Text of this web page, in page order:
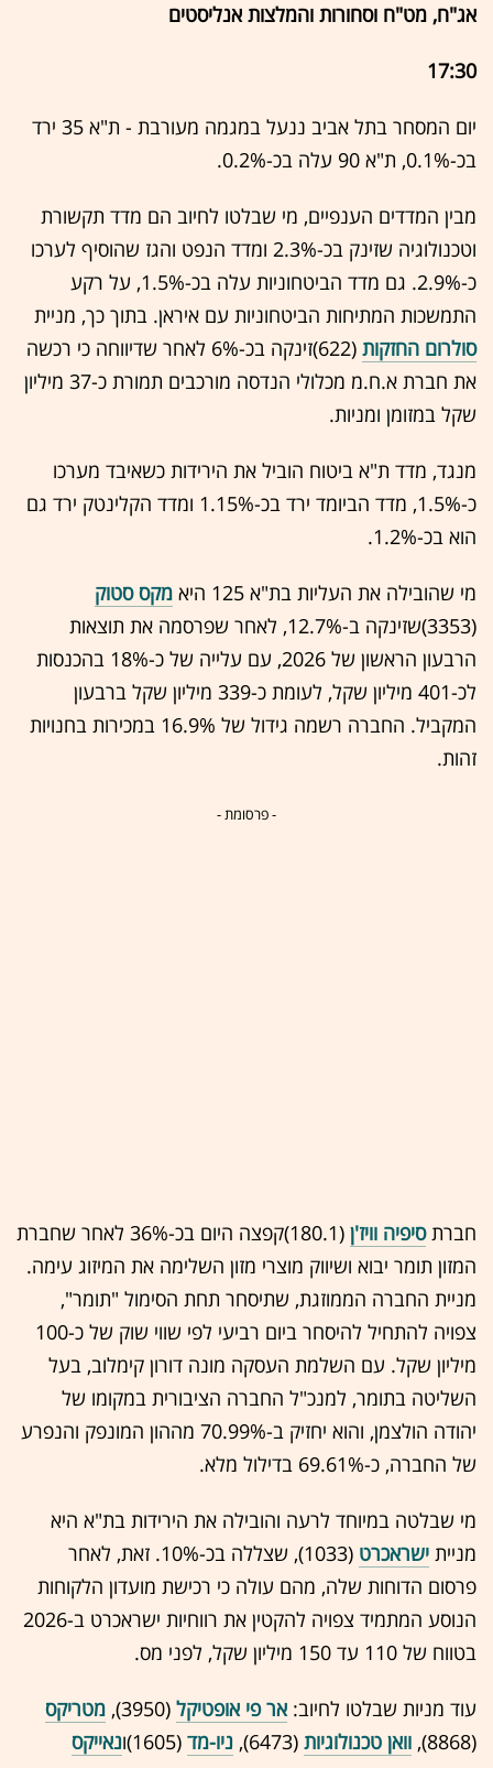
אג"ח, מט"ח וסחורות והמלצות אנליסטים
17:30
יום המסחר בתל אביב ננעל במגמה מעורבת - ת"א 35 ירד
בכ-0.1%, ת"א 90 עלה בכ-0.2%.
מבין המדדים הענפיים, מי שבלטו לחיוב הם מדד תקשורת
וטכנולוגיה שזינק בכ-2.3% ומדד הנפט והגז שהוסיף לערכו
כ-2.9%. גם מדד הביטחוניות עלה בכ-1.5%, על רקע
התמשכות המתיחות הביטחוניות עם איראן. בתוך כך, מניית
סולרום החזקות
(622)זינקה בכ-6% לאחר שדיווחה כי רכשה
את חברת א.ח.מ מכלולי הנדסה מורכבים תמורת כ-37 מיליון
שקל במזומן ומניות.
מנגד, מדד ת"א ביטוח הוביל את הירידות כשאיבד מערכו
כ-1.5%, מדד הביומד ירד בכ-1.15% ומדד הקלינטק ירד גם
הוא בכ-1.2%.
מי שהובילה את העליות בת"א 125 היא
מקס סטוק
(3353)שזינקה ב-12.7%, לאחר שפרסמה את תוצאות
הרבעון הראשון של 2026, עם עלייה של כ-18% בהכנסות
לכ-401 מיליון שקל, לעומת כ-339 מיליון שקל ברבעון
המקביל. החברה רשמה גידול של 16.9% במכירות בחנויות
זהות.
- פרסומת -
חברתסיפיה וויז'ן
(180.1)קפצה היום בכ-36% לאחר שחברת
המזון תומר יבוא ושיווק מוצרי מזון השלימה את המיזוג עימה.
מניית החברה הממוזגת, שתיסחר תחת הסימול "תומר",
צפויה להתחיל להיסחר ביום רביעי לפי שווי שוק של כ-100
מיליון שקל. עם השלמת העסקה מונה דורון קימלוב, בעל
השליטה בתומר, למנכ"ל החברה הציבורית במקומו של
יהודה הולצמן, והוא יחזיק ב-70.99% מההון המונפק והנפרע
של החברה, כ-69.61% בדילול מלא.
מי שבלטה במיוחד לרעה והובילה את הירידות בת"א היא
מניית ישראכרט
(1033), שצללה בכ-10%. זאת, לאחר
פרסום הדוחות שלה, מהם עולה כי רכישת מועדון הלקוחות
הנוסע המתמיד צפויה להקטין את רווחיות ישראכרט ב-2026
בטווח של 110 עד 150 מיליון שקל, לפני מס.
עוד מניות שבלטו לחיוב:אר פי אופטיקל (3950),
מטריקס
(8868),
וואן טכנולוגיות (6473), ניו-מד (1605)ו
נאייקס